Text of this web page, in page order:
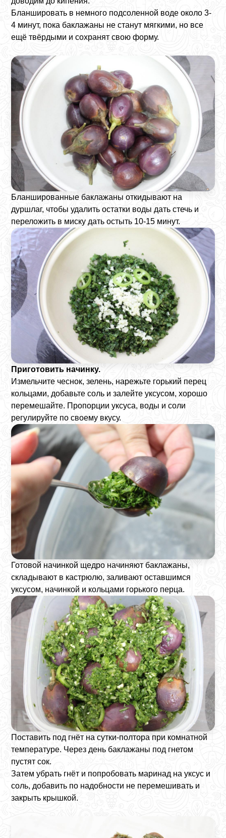
Бланшировать в немного подсоленной воде около 3-
4 минут, пока баклажаны не станут мягкими, но все
ещё твёрдыми и сохранят свою форму.
Бланшированные баклажаны откидывают на
дуршлаг, чтобы удалить остатки воды дать стечь и
переложить в миску дать остыть 10-15 минут.
Приготовить начинку.
Измельчите чеснок, зелень, нарежьте горький перец
кольцами, добавьте соль и залейте уксусом, хорошо
перемешайте. Пропорции уксуса, воды и соли
регулируйте по своему вкусу.
Готовой начинкой щедро начиняют баклажаны,
складывают в кастрюлю, заливают оставшимся
уксусом, начинкой и кольцами горького перца.
Поставить под гнёт на сутки-полтора при комнатной
температуре. Через день баклажаны под гнетом
пустят сок.
Затем убрать гнёт и попробовать маринад на уксус и
соль, добавить по надобности не перемешивать и
закрыть крышкой.